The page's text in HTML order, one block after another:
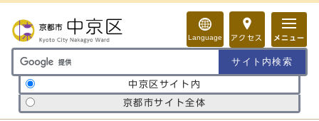
Language アクセス メニュー
サイト内検索の範囲
中京区サイト内
京都市サイト全体